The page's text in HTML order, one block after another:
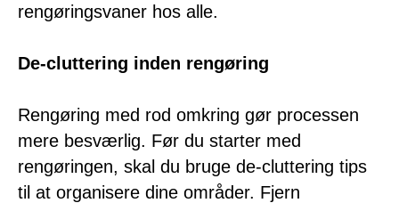
rengøringsvaner hos alle.
De-cluttering inden rengøring
Rengøring med rod omkring gør processen
mere besværlig. Før du starter med
rengøringen, skal du bruge de-cluttering tips
til at organisere dine områder. Fjern